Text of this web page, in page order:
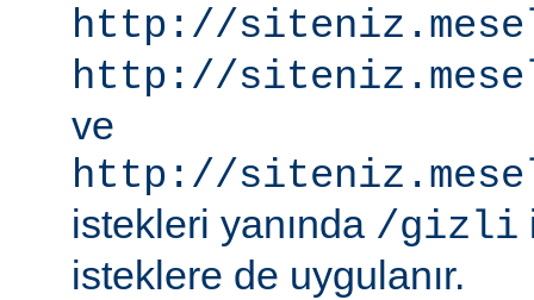
http://
http://
ve
http://
istekleri yanında /gizli
isteklere de uygulanır.